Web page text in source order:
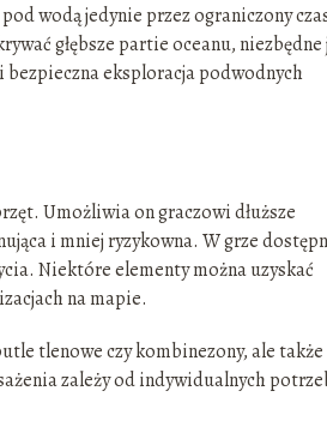
wodą jedynie przez ograniczony
głębsze partie oceanu,
eksploracja podwodnych
Umożliwia on graczowi dłuższe
i mniej ryzykowna. W grze
Niektóre elementy można uzyskać
na mapie.
tlenowe czy kombinezony, ale także
zależy od indywidualnych